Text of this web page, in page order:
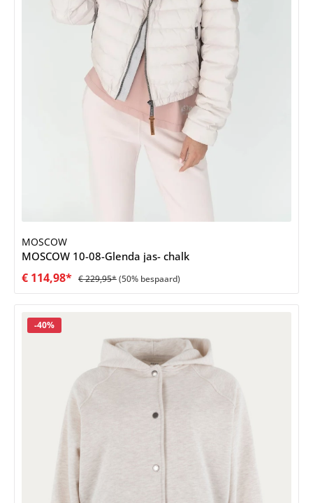
MOSCOW
MOSCOW 10-08-Glenda jas- chalk
€ 114,98* € 229,95*(50% bespaard)
Korting
-40%